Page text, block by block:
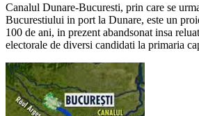
Canalul Dunare-Bucuresti, prin care se
Bucurestiului in port la Dunare, este un
100 de ani, in prezent abandsonat insa
electorale de diversi candidati la primaria